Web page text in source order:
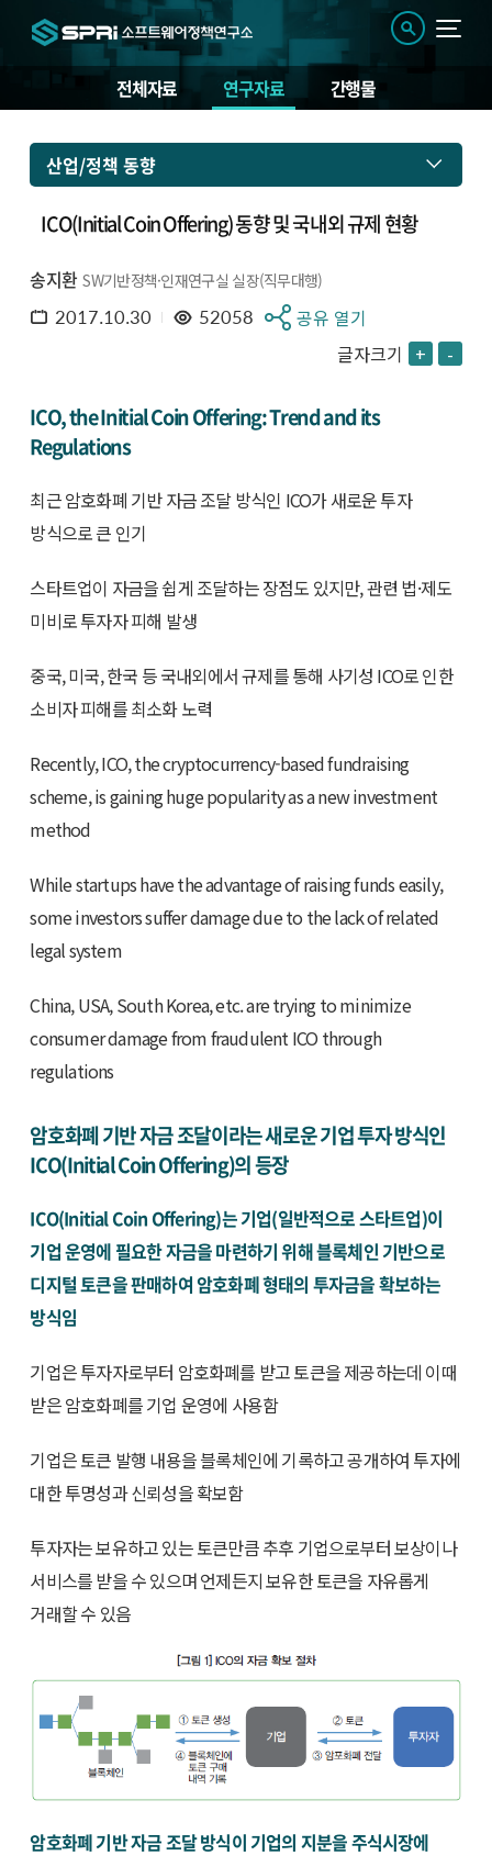
전체자료 연구자료 간행물
산업/정책 동향
ICO(Initial Coin Offering) 동향 및 국내외 규제 현황
송지환 SW기반정책·인재연구실 실장(직무대행)
2017.10.30 52058
공유 열기
글자크기 + -
ICO, the Initial Coin Offering: Trend and its
Regulations
최근 암호화폐 기반 자금 조달 방식인 ICO가 새로운 투자
방식으로 큰 인기
스타트업이 자금을 쉽게 조달하는 장점도 있지만, 관련 법·제도
미비로 투자자 피해 발생
중국, 미국, 한국 등 국내외에서 규제를 통해 사기성 ICO로 인한
소비자 피해를 최소화 노력
Recently, ICO, the cryptocurrency-based fundraising
scheme, is gaining huge popularity as a new investment
method
While startups have the advantage of raising funds easily,
some investors suffer damage due to the lack of related
legal system
China, USA, South Korea, etc. are trying to minimize
consumer damage from fraudulent ICO through
regulations
암호화폐 기반 자금 조달이라는 새로운 기업 투자 방식인
ICO(Initial Coin Offering)의 등장
ICO(Initial Coin Offering)는 기업(일반적으로 스타트업)이
기업 운영에 필요한 자금을 마련하기 위해 블록체인 기반으로
디지털 토큰을 판매하여 암호화폐 형태의 투자금을 확보하는
방식임
기업은 투자자로부터 암호화폐를 받고 토큰을 제공하는데 이때
받은 암호화폐를 기업 운영에 사용함
기업은 토큰 발행 내용을 블록체인에 기록하고 공개하여 투자에
대한 투명성과 신뢰성을 확보함
투자자는 보유하고 있는 토큰만큼 추후 기업으로부터 보상이나
서비스를 받을 수 있으며 언제든지 보유한 토큰을 자유롭게
거래할 수 있음
암호화폐 기반 자금 조달 방식이 기업의 지분을 주식시장에